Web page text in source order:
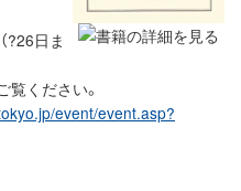
?26日ま
ください。
event/event.asp?